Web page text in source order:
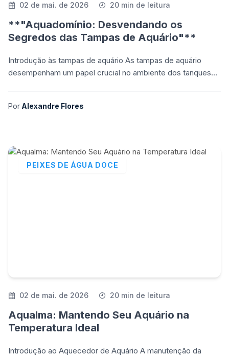
02 de mai. de 2026 20 min de leitura
**"Aquadomínio: Desvendando os
Segredos das Tampas de Aquário"**
Introdução às tampas de aquário As tampas de aquário
desempenham um papel crucial no ambiente dos tanques
Por Alexandre Flores
PEIXES DE ÁGUA DOCE
02 de mai. de 2026 20 min de leitura
Aqualma: Mantendo Seu Aquário na
Temperatura Ideal
Introdução ao Aquecedor de Aquário A manutenção da